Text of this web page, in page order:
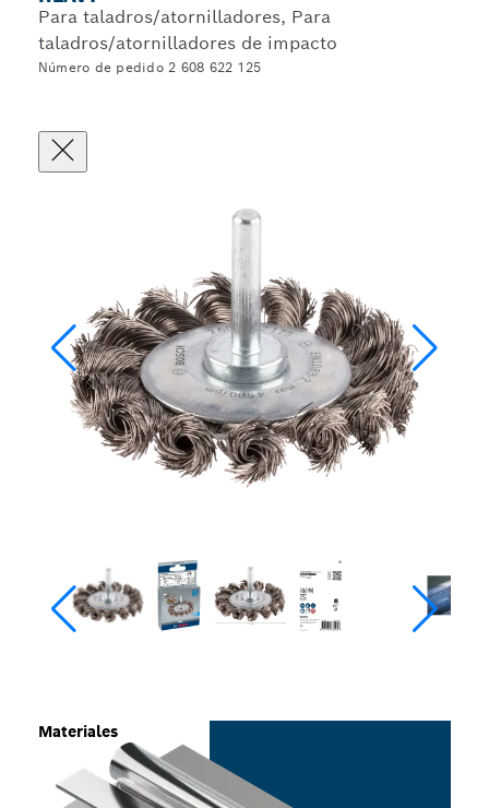
Para taladros/atornilladores, Para
taladros/atornilladores de impacto
Número de pedido 2 608 622 125
Materiales